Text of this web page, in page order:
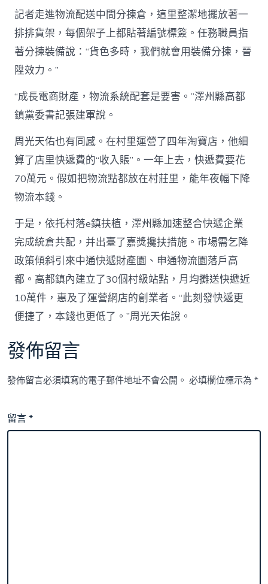
記者走進物流配送中間分揀倉，這里整潔地擺放著一
排排貨架，每個架子上都貼著編號標簽。任務職員指
著分揀裝備說：“貨色多時，我們就會用裝備分揀，晉
陞效力。”
“成長電商財產，物流系統配套是要害。”澤州縣高都
鎮黨委書記張建軍說。
周光天佑也有同感。在村里運營了四年淘寶店，他細
算了店里快遞費的“收入賬”。一年上去，快遞費要花
70萬元。假如把物流點都放在村莊里，能年夜幅下降
物流本錢。
于是，依托村落e鎮扶植，澤州縣加速整合快遞企業
完成統倉共配，并出臺了嘉獎攙扶措施。市場需乞降
政策傾斜引來中通快遞財產園、申通物流園落戶高
都。高都鎮內建立了30個村級站點，月均攤送快遞近
10萬件，惠及了運營網店的創業者。“此刻發快遞更
便捷了，本錢也更低了。”周光天佑說。
發佈留言
發佈留言必須填寫的電子郵件地址不會公開。 必填欄位標示為*
留言*